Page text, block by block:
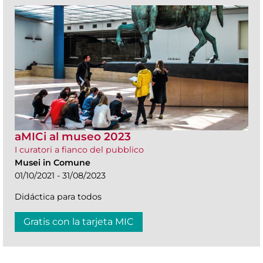
aMICi al museo 2023
I curatori a fianco del pubblico
Musei in Comune
01/10/2021 - 31/08/2023
Didáctica para todos
Gratis con la tarjeta MIC